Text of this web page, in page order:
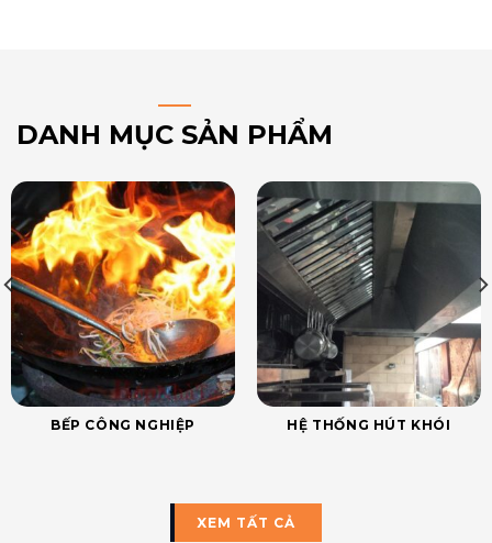
DANH MỤC SẢN PHẨM
BẾP CÔNG NGHIỆP HỆ THỐNG HÚT KHÓI
XEM TẤT CẢ